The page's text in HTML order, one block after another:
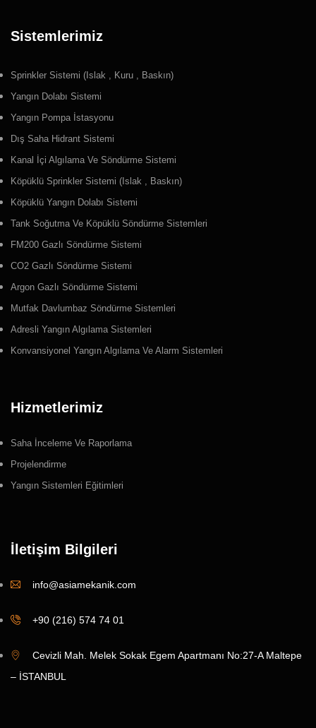
Sistemlerimiz
Sprinkler Sistemi (Islak , Kuru , Baskın)
Yangın Dolabı Sistemi
Yangın Pompa İstasyonu
Dış Saha Hidrant Sistemi
Kanal İçi Algılama Ve Söndürme Sistemi
Köpüklü Sprinkler Sistemi (Islak , Baskın)
Köpüklü Yangın Dolabı Sistemi
Tank Soğutma Ve Köpüklü Söndürme Sistemleri
FM200 Gazlı Söndürme Sistemi
CO2 Gazlı Söndürme Sistemi
Argon Gazlı Söndürme Sistemi
Mutfak Davlumbaz Söndürme Sistemleri
Adresli Yangın Algılama Sistemleri
Konvansiyonel Yangın Algılama Ve Alarm Sistemleri
Hizmetlerimiz
Saha İnceleme Ve Raporlama
Projelendirme
Yangın Sistemleri Eğitimleri
İletişim Bilgileri
info@asiamekanik.com
+90 (216) 574 74 01
Cevizli Mah. Melek Sokak Egem Apartmanı No:27-A Maltepe
– İSTANBUL